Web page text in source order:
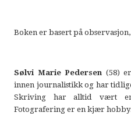
Boken er basert på
Sølvi Marie Pedersen (58)
innen journalistikk og har
Skriving har alltid vært
Fotografering er en kjær